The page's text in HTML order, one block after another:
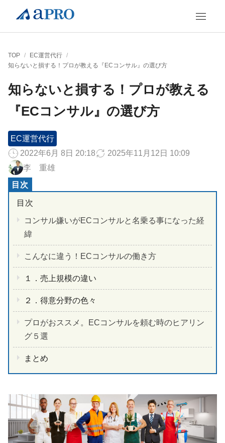
TOP / EC運営代行 /
知らないと損する！プロが教える『ECコンサル』の選び方
知らないと損する！プロが教える
『ECコンサル』の選び方
EC運営代行
2022年6月 8日 20:18
2025年11月12日 10:09
李 重雄
コンサル嫌いがECコンサルと名乗る事になった経
緯
こんなに違う！ECコンサルの働き方
１．売上規模の違い
２．得意分野の色々
プロがおススメ。ECコンサルを頼む時のヒアリン
グ５選
まとめ